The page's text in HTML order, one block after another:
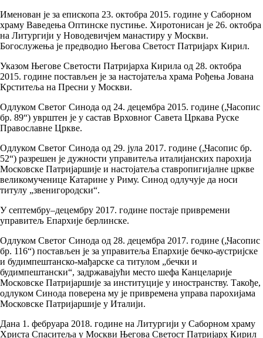
Именован је за епископа 23. октобра 2015. године у Саборном
храму Ваведења Оптинске пустиње. Хиротонисан је 26. октобра
на Литургији у Новодевичјем манастиру у Москви.
Богослужења је предводио Његова Светост Патријарх Кирил.
Указом Његове Светости Патријарха Кирила од 28. октобра
2015. године постављен је за настојатеља храма Рођења Јована
Крститеља на Пресни у Москви.
Одлуком Светог Синода од 24. децембра 2015. године („Часопис
бр. 89“) уврштен је у састав Врховног Савета Цркава Руске
Православне Цркве.
Одлуком Светог Синода од 29. јула 2017. године („Часопис бр.
52“) разрешен је дужности управитеља италијанских парохија
Московске Патријаршије и настојатеља ставропигијалне цркве
великомученице Катарине у Риму. Синод одлучује да носи
титулу „звенигородски“.
У септембру–децембру 2017. године постаје привремени
управитељ Епархије берлинске.
Одлуком Светог Синода од 28. децембра 2017. године („Часопис
бр. 116“) постављен је за управитеља Епархије бечко-аустријске
и будимпештанско-мађарске са титулом „бечки и
будимпештански“, задржавајући место шефа Канцеларије
Московске Патријаршије за институције у иностранству. Такође,
одлуком Синода поверена му је привремена управа парохијама
Московске Патријаршије у Италији.
Дана 1. фебруара 2018. године на Литургији у Саборном храму
Христа Спаситеља у Москви Његова Светост Патријарх Кирил